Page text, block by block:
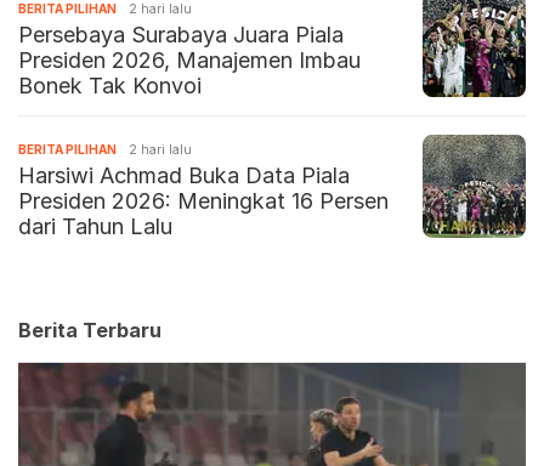
BERITA PILIHAN 2 hari lalu
Persebaya Surabaya Juara Piala
Presiden 2026, Manajemen Imbau
Bonek Tak Konvoi
BERITA PILIHAN 2 hari lalu
Harsiwi Achmad Buka Data Piala
Presiden 2026: Meningkat 16 Persen
dari Tahun Lalu
Berita Terbaru